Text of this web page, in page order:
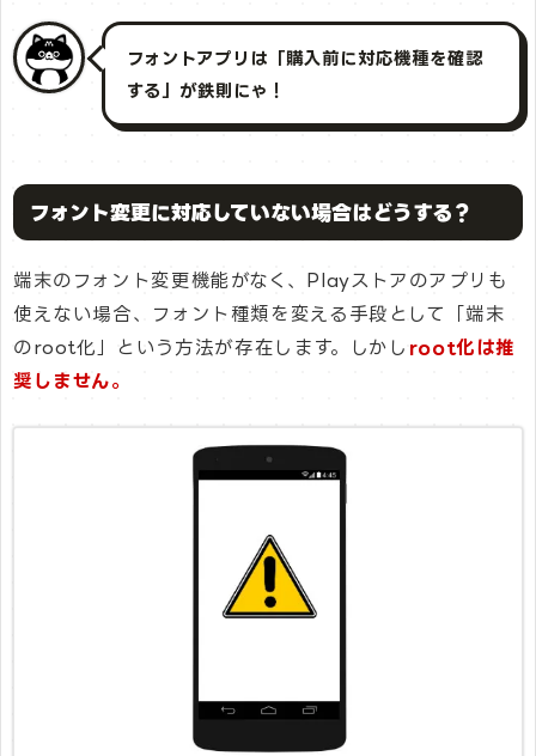
フォントアプリは「購入前に対応機種を確認
する」が鉄則にゃ！
フォント変更に対応していない場合はどうする？
端末のフォント変更機能がなく、Playストアのアプリも
使えない場合、フォント種類を変える手段として「端末
のroot化」という方法が存在します。しかし root化は推
奨しません。